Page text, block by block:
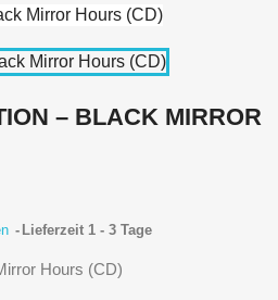
‎– BLACK MIRROR
Lieferzeit 1 - 3 Tage
Hours (CD)